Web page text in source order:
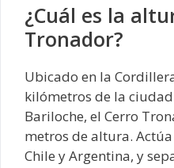
¿Cuál es la
Tronador?
Ubicado en la
kilómetros de la ciudad
Bariloche, el Cerro
metros de altura.
Chile y Argentina, y